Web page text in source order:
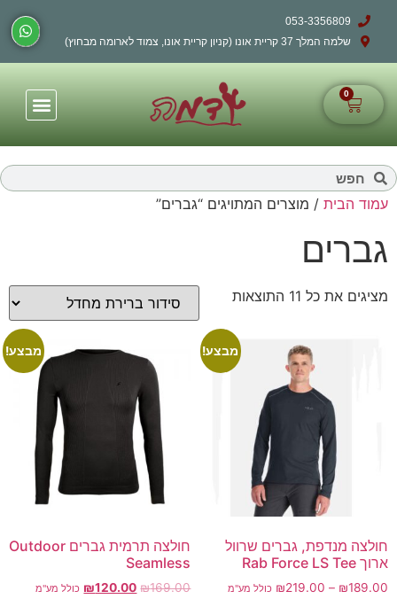
053-3356809
שלמה המלך 37 קריית אונו (קניון קריית אונו, צמוד לארומה מבחוץ)
0
עמוד הבית / מוצרים המתויגים “גברים”
גברים
מציגים את כל ⁦11⁩ התוצאות
מבצע!
חולצה מנדפת, גברים שרוול
ארוך Rab Force LS Tee
₪189.00
–
₪219.00 כולל מע"מ
מבצע!
חולצה תרמית גברים Outdoor
Seamless
₪169.00
₪120.00 כולל מע"מ